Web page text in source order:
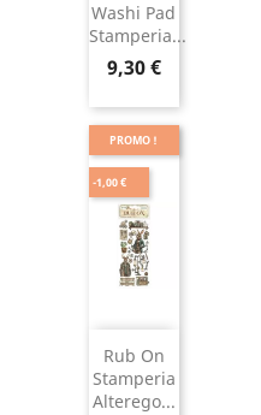
Washi Pad
Stamperia...
9,30 €
Rub On
Stamperia
Alterego...
PROMO !
-1,00 €